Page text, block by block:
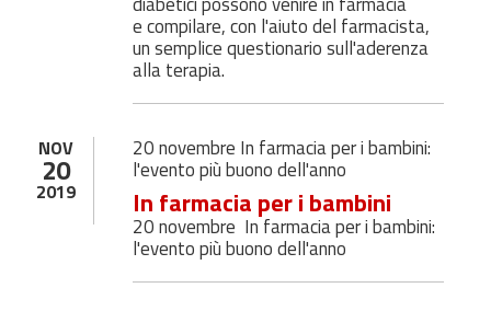
e compilare, con l'aiuto del farmacista,
un semplice questionario sull'aderenza
alla terapia.
NOV
20
2019
20 novembre In farmacia per i bambini:
l'evento più buono dell'anno
In farmacia per i bambini
20 novembre In farmacia per i bambini:
l'evento più buono dell'anno